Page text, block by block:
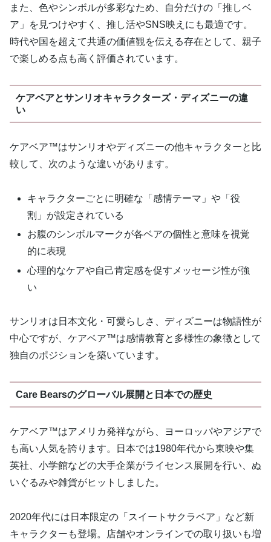
また、色やシンボルが多彩なため、自分だけの「推しベ
ア」を見つけやすく、推し活やSNS映えにも最適です。
時代や国を超えて共通の価値観を伝える存在として、親子
で楽しめる点も高く評価されています。
ケアベアとサンリオキャラクターズ・ディズニーの違
い
ケアベア™はサンリオやディズニーの他キャラクターと比
較して、次のような違いがあります。
キャラクターごとに明確な「感情テーマ」や「役
割」が設定されている
お腹のシンボルマークが各ベアの個性と意味を視覚
的に表現
心理的なケアや自己肯定感を促すメッセージ性が強
い
サンリオは日本文化・可愛らしさ、ディズニーは物語性が
中心ですが、ケアベア™は感情教育と多様性の象徴として
独自のポジションを築いています。
Care Bearsのグローバル展開と日本での歴史
ケアベア™はアメリカ発祥ながら、ヨーロッパやアジアで
も高い人気を誇ります。日本では1980年代から東映や集
英社、小学館などの大手企業がライセンス展開を行い、ぬ
いぐるみや雑貨がヒットしました。
2020年代には日本限定の「スイートサクラベア」など新
キャラクターも登場。店舗やオンラインでの取り扱いも増